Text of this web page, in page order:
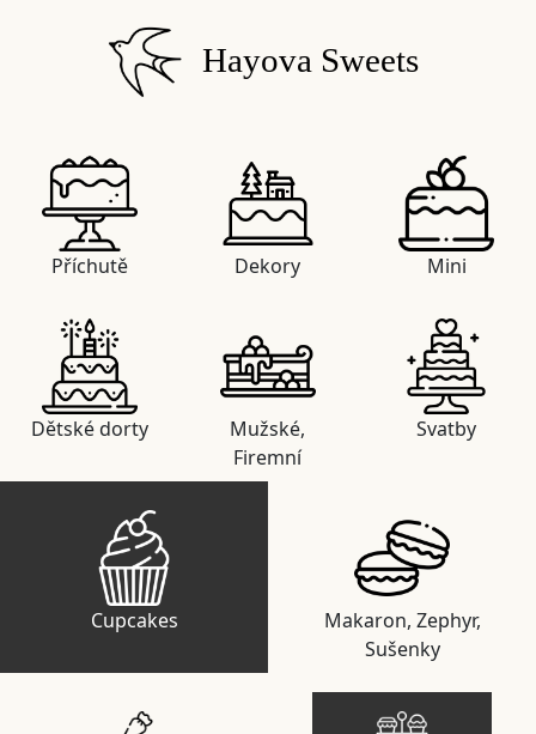
Hayova Sweets
Příchutě Dekory Mini
Dětské dorty
Mužské,
Firemní
Svatby
Cupcakes
Makaron, Zephyr,
Sušenky